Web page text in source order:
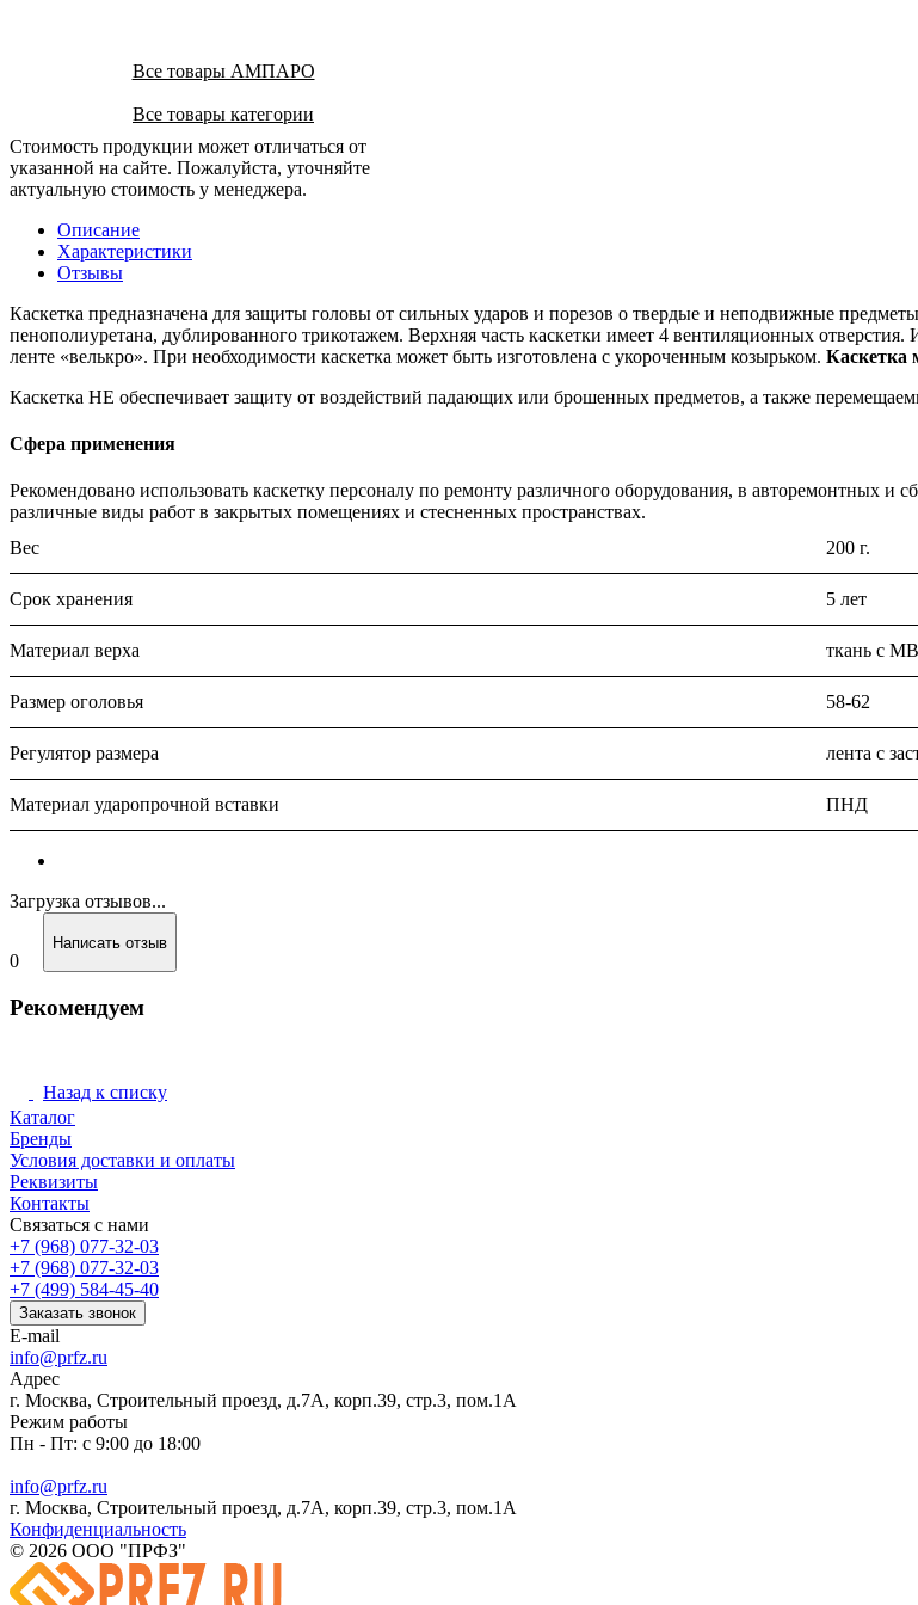
Все товары АМПАРО
Все товары категории
Стоимость продукции может отличаться от
указанной на сайте. Пожалуйста, уточняйте
актуальную стоимость у менеджера.
Описание
Характеристики
Отзывы
Каскетка предназначена для защиты головы от сильных ударов и порезов о твердые и неподвижные
пенополиуретана, дублированного трикотажем. Верхняя часть каскетки имеет 4 вентиляционных
ленте «велькро». При необходимости каскетка может быть изготовлена с укороченным козырьком. Каскетка
Каскетка НЕ обеспечивает защиту от воздействий падающих или брошенных предметов, а также
Сфера применения
Рекомендовано использовать каскетку персоналу по ремонту различного оборудования, в авторемонтных
различные виды работ в закрытых помещениях и стесненных пространствах.
Вес
200 г.
Срок хранения 5 лет
Материал верха ткань с
Размер оголовья 58-62
Регулятор размера лента с
Материал ударопрочной вставки ПНД
Загрузка отзывов...
0
Написать отзыв
Рекомендуем
Назад к списку
Каталог
Бренды
Условия доставки и оплаты
Реквизиты
Контакты
Связаться с нами
+7 (968) 077-32-03
+7 (968) 077-32-03
+7 (499) 584-45-40
Заказать звонок
E-mail
info@prfz.ru
Адрес
г. Москва, Строительный проезд, д.7А, корп.39, стр.3, пом.1А
Режим работы
Пн - Пт: с 9:00 до 18:00
info@prfz.ru
г. Москва, Строительный проезд, д.7А, корп.39, стр.3, пом.1А
Конфиденциальность
© 2026 ООО "ПРФЗ"